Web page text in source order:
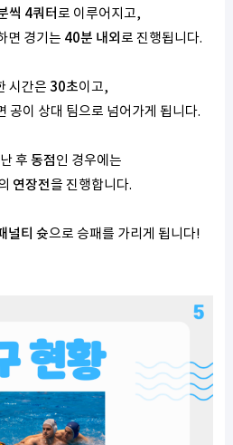
씩 4쿼터로 이루어지고,
면 경기는 40분 내외로 진행됩니다.
시간은 30초이고,
공이 상대 팀으로 넘어가게 됩니다.
후 동점인 경우에는
연장전을 진행합니다.
널티 슛으로 승패를 가리게 됩니다!